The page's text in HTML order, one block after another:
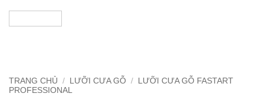
TRANG CHỦ / LƯỠI CƯA GỖ /
LƯỠI CƯA GỖ FASTART
PROFESSIONAL